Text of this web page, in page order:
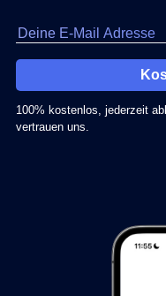
100% kostenlos, jederzeit
vertrauen uns.